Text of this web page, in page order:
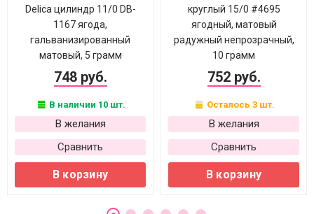
Delica цилиндр 11/0 DB-
1167 ягода,
гальванизированный
матовый, 5 грамм
748 руб.
В наличии 10 шт.
В желания
Сравнить
В корзину
круглый 15/0 #4695
ягодный, матовый
радужный непрозрачный,
10 грамм
752 руб.
Осталось 3 шт.
В желания
Сравнить
В корзину